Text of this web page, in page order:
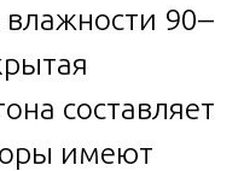
влажности 90–
составляет
имеют